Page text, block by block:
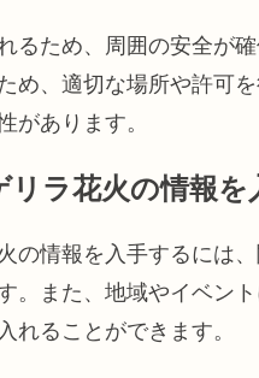
るため、周囲の安全が
め、適切な場所や許可
があります。
ラ花火の情報を
の情報を入手するには
。また、地域やイベン
れることができます。